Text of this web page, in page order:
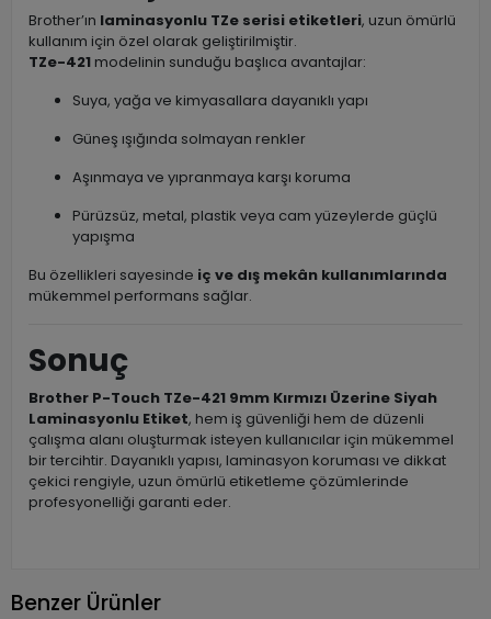
Brother’ın laminasyonlu TZe serisi etiketleri, uzun ömürlü
kullanım için özel olarak geliştirilmiştir.
TZe-421 modelinin sunduğu başlıca avantajlar:
Suya, yağa ve kimyasallara dayanıklı yapı
Güneş ışığında solmayan renkler
Aşınmaya ve yıpranmaya karşı koruma
Pürüzsüz, metal, plastik veya cam yüzeylerde güçlü
yapışma
Bu özellikleri sayesinde iç ve dış mekân kullanımlarında
mükemmel performans sağlar.
Sonuç
Brother P-Touch TZe-421 9mm Kırmızı Üzerine Siyah
Laminasyonlu Etiket, hem iş güvenliği hem de düzenli
çalışma alanı oluşturmak isteyen kullanıcılar için mükemmel
bir tercihtir. Dayanıklı yapısı, laminasyon koruması ve dikkat
çekici rengiyle, uzun ömürlü etiketleme çözümlerinde
profesyonelliği garanti eder.
Benzer Ürünler